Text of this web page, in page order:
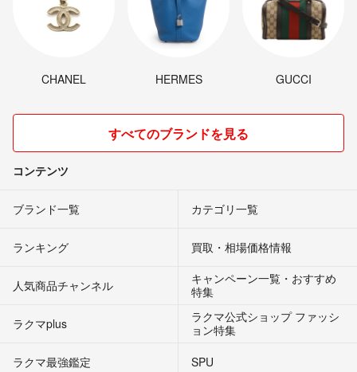
CHANEL HERMES GUCCI
すべてのブランドを見る
コンテンツ
ブランド一覧 カテゴリ一覧
ランキング 買取・相場価格情報
人気商品チャンネル
キャンペーン一覧・おすすめ
特集
ラクマplus
ラクマ公式ショップ ファッシ
ョン特集
ラクマ最強鑑定
SPU